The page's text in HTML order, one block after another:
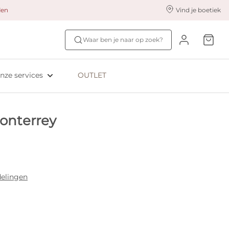
Vind je boetiek
Waar ben je naar op zoek?
Empreinte
services
styling services Ontdek jouw maat
Bh-maat test
OUTLET